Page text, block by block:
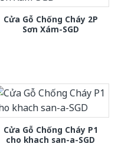
Cửa Gỗ Chống Cháy 2P
Sơn Xám-SGD
Cửa Gỗ Chống Cháy P1
cho khach san-a-SGD